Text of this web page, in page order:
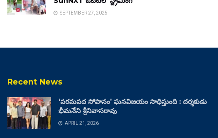
SEPTEMBER 27, 2025
Recent News
‘పరమపద సోపానం’ ఘనవిజయం సాధిస్తుంది : దర్శకుడు
భీమనేని శ్రీనివాసరావు
APRIL 21, 2026